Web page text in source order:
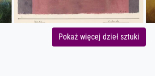
Pokaż więcej dzieł sztuki